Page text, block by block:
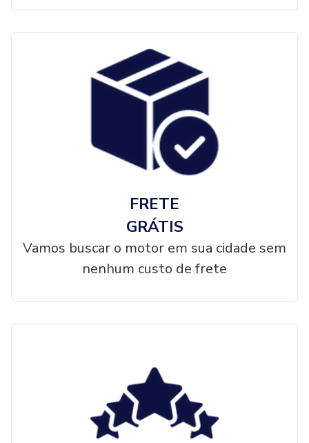
FRETE
GRÁTIS
Vamos buscar o motor em sua cidade sem
nenhum custo de frete